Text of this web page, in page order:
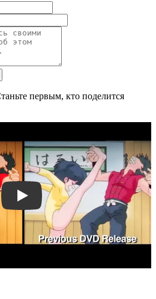
первым, кто поделится
Смотреть трейлер